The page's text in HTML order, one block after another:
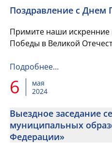
Поздравление с Днем
Примите наши искренние
Победы в Великой
Подробнее…
6
мая
2024
Выездное заседание
муниципальных
Федерации»